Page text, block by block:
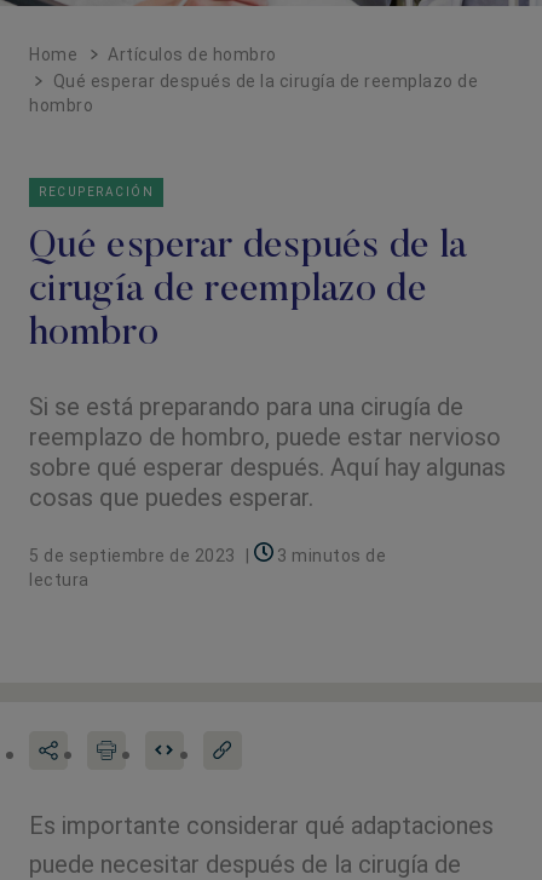
Home
Artículos de hombro
Qué esperar después de la cirugía de reemplazo de
hombro
RECUPERACIÓN
Qué esperar después de la
cirugía de reemplazo de
hombro
Si se está preparando para una cirugía de
reemplazo de hombro, puede estar nervioso
sobre qué esperar después. Aquí hay algunas
cosas que puedes esperar.
5 de septiembre de 2023
3 minutos de
lectura
Es importante considerar qué adaptaciones
puede necesitar después de la cirugía de